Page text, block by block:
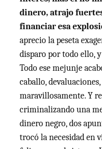
dinero, atrajo
financiar esa
aprecio la peseta
disparo por todo ello,
Todo ese mejunje
caballo,
maravillosamente. Y
criminalizando una
dinero negro, dos
trocó la necesidad en